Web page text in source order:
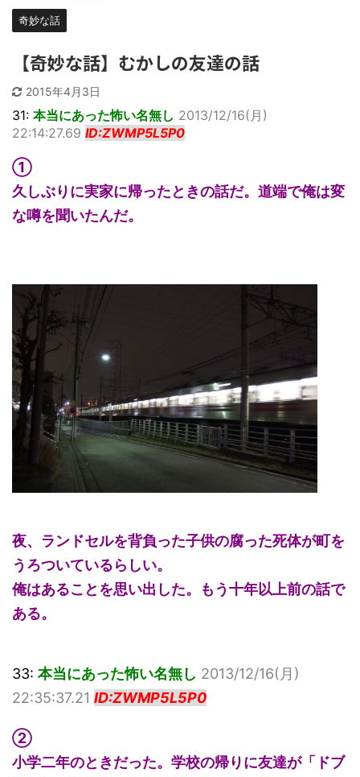
奇妙な話
【奇妙な話】むかしの友達の話
2015年4月3日
31: 本当にあった怖い名無し 2013/12/16(月)
22:14:27.69 ID:ZWMP5L5P0
①
久しぶりに実家に帰ったときの話だ。道端で俺は変
な噂を聞いたんだ。
夜、ランドセルを背負った子供の腐った死体が町を
うろついているらしい。
俺はあることを思い出した。もう十年以上前の話で
ある。
33: 本当にあった怖い名無し 2013/12/16(月)
22:35:37.21 ID:ZWMP5L5P0
②
小学二年のときだった。学校の帰りに友達が「ドブ